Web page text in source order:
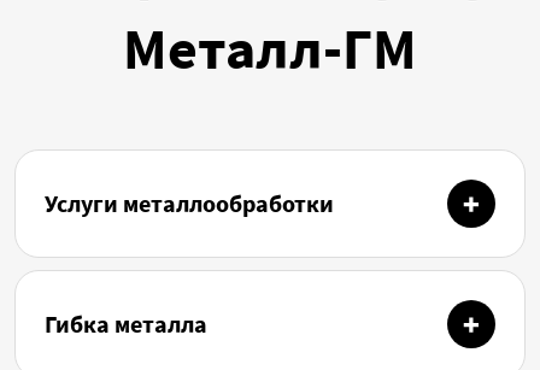
Металл-ГМ
Услуги металлообработки
Гибка металла